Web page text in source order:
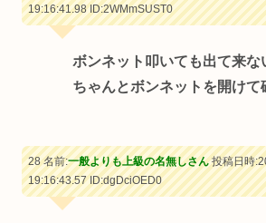
19:16:41.98ID:2WMmSUST0
ボンネット叩いても出て来な
ちゃんとボンネットを開けて
28 名前:一般よりも上級の名無しさん投稿日時
19:16:43.57ID:dgDciOED0